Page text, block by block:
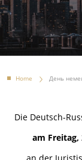
Home День
Die Deutsch-
am Freitag,